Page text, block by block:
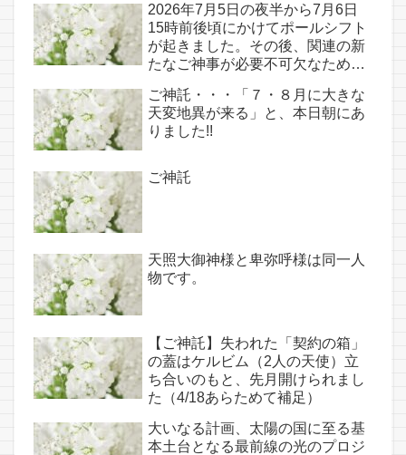
2026年7月5日の夜半から7月6日
15時前後頃にかけてポールシフト
が起きました。その後、関連の新
たなご神事が必要不可欠なため、
点であり古代太陽信仰の中心点で
もある伊弉諾宮、他3ヵ所へのご
神託あり！！
ご神託・・・「７・８月に大きな
天変地異が来る」と、本日朝にあ
りました!!
ご神託
天照大御神様と卑弥呼様は同一人
物です。
【ご神託】失われた「契約の箱」
の蓋はケルビム（2人の天使）立
ち合いのもと、先月開けられまし
た（4/18あらためて補足）
大いなる計画、太陽の国に至る基
本土台となる最前線の光のプロジ